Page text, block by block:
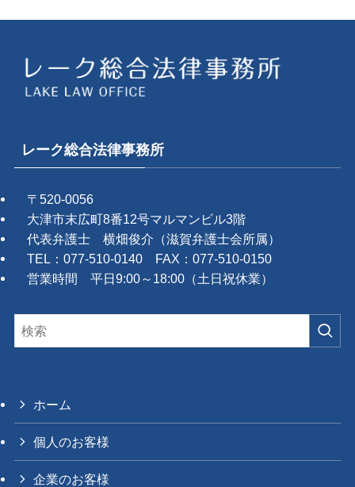
レーク総合法律事務所
〒520-0056
大津市末広町8番12号マルマンビル3階
代表弁護士 横畑俊介（滋賀弁護士会所属）
TEL：077-510-0140 FAX：077-510-0150
営業時間 平日9:00～18:00（土日祝休業）
ホーム
個人のお客様
企業のお客様